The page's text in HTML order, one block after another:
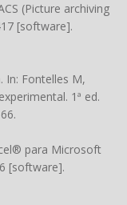
(Picture archiving
[software].
In: Fontelles M,
1ª ed.
para Microsoft
[software].